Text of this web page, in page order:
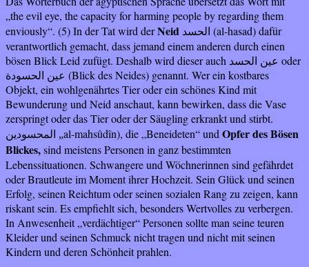
„the evil eye, the capacity for harming people by regarding them
enviously“. (5) In der Tat wird derNeid
(al-hasad) dafür
verantwortlich gemacht, dass jemand einem anderen durch einen
bösen Blick Leid zufügt. Deshalb wird dieser auch
oder
(Blick des Neides) genannt. Wer ein kostbares
Objekt, ein wohlgenährtes Tier oder ein schönes Kind mit
Bewunderung und Neid anschaut, kann bewirken, dass die Vase
zerspringt oder das Tier oder der Säugling erkrankt und stirbt.
المحسودين „al-mahsûdîn), die „Beneideten“ und Opfer des Bösen
Blickes,sind meistens Personen in ganz bestimmten
Lebenssituationen. Schwangere und Wöchnerinnen sind gefährdet
oder Brautleute im Moment ihrer Hochzeit. Sein Glück und seinen
Erfolg, seinen Reichtum oder seinen sozialen Rang zu zeigen, kann
riskant sein. Es empfiehlt sich, besonders Wertvolles zu verbergen.
In Anwesenheit „verdächtiger“ Personen sollte man seine teuren
Kleider und seinen Schmuck nicht tragen und nicht mit seinen
Kindern und deren Schönheit prahlen.